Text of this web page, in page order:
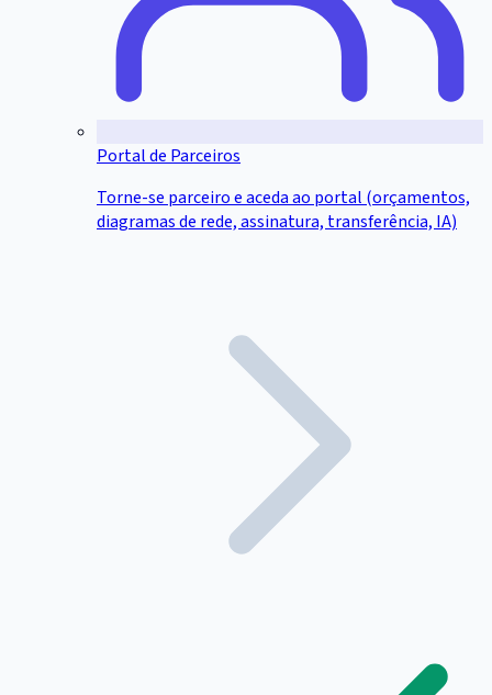
Portal de Parceiros
Torne-se parceiro e aceda ao portal (orçamentos,
diagramas de rede, assinatura, transferência, IA)